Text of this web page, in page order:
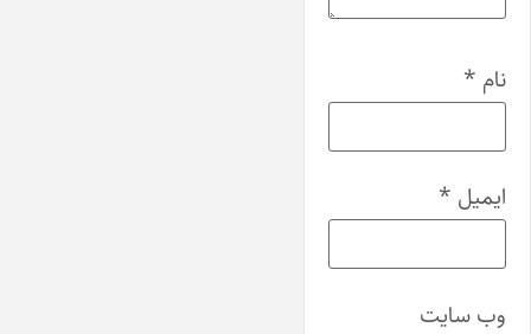
نام *
ایمیل *
وب‌ سایت